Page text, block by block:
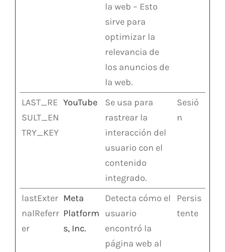
la web – Esto
sirve para
optimizar la
relevancia de
los anuncios de
la web.
LAST_RE
SULT_EN
TRY_KEY
YouTube
Se usa para
rastrear la
interacción del
usuario con el
contenido
integrado.
Sesió
n
lastExter
nalReferr
er
Meta
Platform
s, Inc.
Detecta cómo el
usuario
encontró la
página web al
Persis
tente